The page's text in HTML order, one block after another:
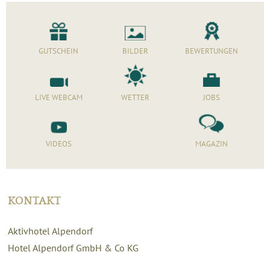
GUTSCHEIN BILDER BEWERTUNGEN
LIVE WEBCAM WETTER JOBS
VIDEOS MAGAZIN
KONTAKT
Aktivhotel Alpendorf
Hotel Alpendorf GmbH & Co KG